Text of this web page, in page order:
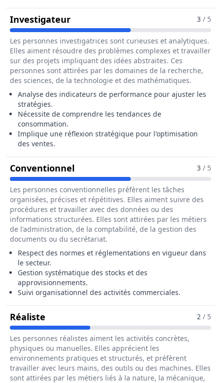
InvestigateurPour Le Métier De Chef / Cheffe
3 / 5
Les personnes investigatrices sont curieuses et analytiques.
Elles aiment résoudre des problèmes complexes et travailler
sur des projets impliquant des idées abstraites. Ces
personnes sont attirées par les domaines de la recherche,
des sciences, de la technologie et des mathématiques.
Analyse des indicateurs de performance pour ajuster les
stratégies.
Nécessite de comprendre les tendances de
consommation.
Implique une réflexion stratégique pour l'optimisation
des ventes.
ConventionnelPour Le Métier De Chef / Cheffe
3 / 5
Les personnes conventionnelles préfèrent les tâches
organisées, précises et répétitives. Elles aiment suivre des
procédures et travailler avec des données ou des
informations structurées. Elles sont attirées par les métiers
de l'administration, de la comptabilité, de la gestion des
documents ou du secrétariat.
Respect des normes et réglementations en vigueur dans
le secteur.
Gestion systématique des stocks et des
approvisionnements.
Suivi organisationnel des activités commerciales.
Réaliste Pour Le Métier De Chef / Cheffe De
2 / 5
Les personnes réalistes aiment les activités concrètes,
physiques ou manuelles. Elles apprécient les
environnements pratiques et structurés, et préfèrent
travailler avec leurs mains, des outils ou des machines. Elles
sont attirées par les métiers liés à la nature, la mécanique,